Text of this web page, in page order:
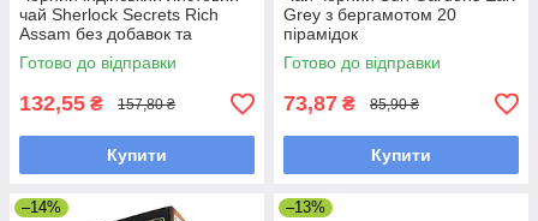
чай Sherlock Secrets Rich
Assam без добавок та
ароматизаторів 100 грамів
Готово до відправки
132,55 ₴ 157,80 ₴
Купити
Grey з бергамотом 20
пірамідок
Готово до відправки
73,87 ₴ 85,90 ₴
Купити
–14% –13%